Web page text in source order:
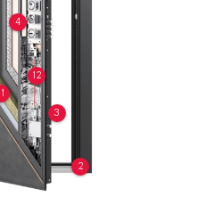
2
3
4
12